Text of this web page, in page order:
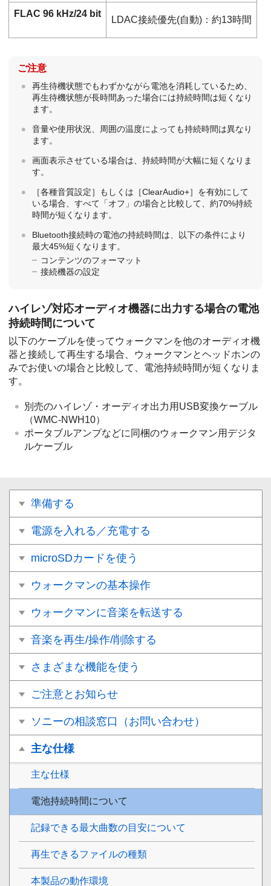
FLAC 96 kHz/24 bit
LDAC接続優先(自動)：約13時間
ご注意
再生待機状態でもわずかながら電池を消耗しているため、
再生待機状態が長時間あった場合には持続時間は短くなり
ます。
音量や使用状況、周囲の温度によっても持続時間は異なり
ます。
画面表示させている場合は、持続時間が大幅に短くなりま
す。
［各種音質設定］もしくは［ClearAudio+］を有効にして
いる場合、すべて「オフ」の場合と比較して、約70%持続
時間が短くなります。
Bluetooth接続時の電池の持続時間は、以下の条件により
最大45%短くなります。
コンテンツのフォーマット
接続機器の設定
ハイレゾ対応オーディオ機器に出力する場合の電池
持続時間について
以下のケーブルを使ってウォークマンを他のオーディオ機
器と接続して再生する場合、ウォークマンとヘッドホンの
みでお使いの場合と比較して、電池持続時間が短くなりま
す。
別売のハイレゾ・オーディオ出力用USB変換ケーブル
（WMC-NWH10）
ポータブルアンプなどに同梱のウォークマン用デジタ
ルケーブル
準備する
電源を入れる／充電する
microSDカードを使う
ウォークマンの基本操作
ウォークマンに音楽を転送する
音楽を再生/操作/削除する
さまざまな機能を使う
ご注意とお知らせ
ソニーの相談窓口（お問い合わせ）
主な仕様
主な仕様
電池持続時間について
記録できる最大曲数の目安について
再生できるファイルの種類
本製品の動作環境